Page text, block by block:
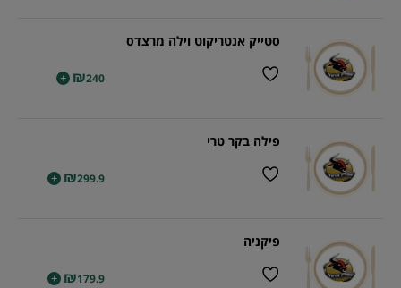
סטייק אנטריקוט וילה מרצדס
₪240
+
פילה בקר טרי
₪299.9
+
פיקניה
₪179.9
+